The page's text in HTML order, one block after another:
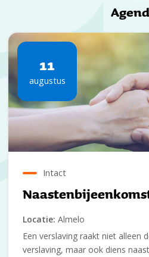
11
augustus
Intact
Locatie: Almelo
Een verslaving raakt niet alleen
verslaving, maar ook diens